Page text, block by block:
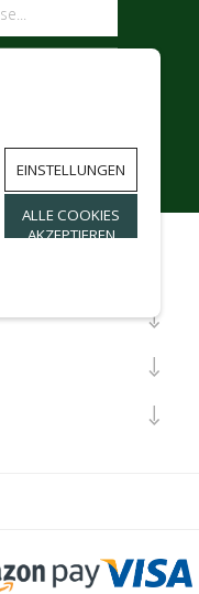
EINSTELLUNGEN
ALLE COOKIES
AKZEPTIEREN